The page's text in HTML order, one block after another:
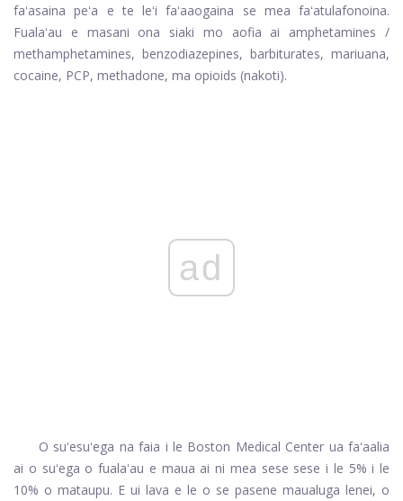
faʻasaina peʻa e te leʻi faʻaaogaina se mea faʻatulafonoina.
Fualaʻau e masani ona siaki mo aofia ai amphetamines /
methamphetamines, benzodiazepines, barbiturates, mariuana,
cocaine, PCP, methadone, ma opioids (nakoti).
ad
O suʻesuʻega na faia i le Boston Medical Center ua faʻaalia
ai o suʻega o fualaʻau e maua ai ni mea sese sese i le 5% i le
10% o mataupu. E ui lava e le o se pasene maualuga lenei, o